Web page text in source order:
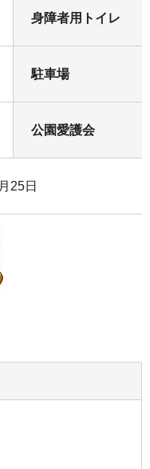
身障者用トイレ
駐車場
公園愛護会
25日